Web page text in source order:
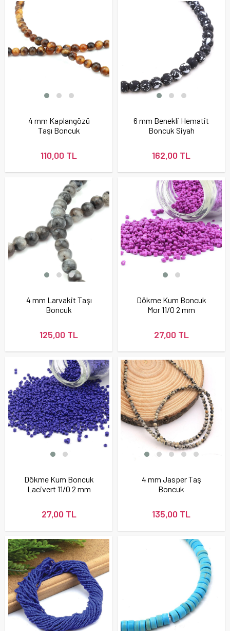
4 mm Kaplangözü
Taşı Boncuk
110,00 TL
6 mm Benekli Hematit
Boncuk Siyah
162,00 TL
4 mm Larvakit Taşı
Boncuk
125,00 TL
Dökme Kum Boncuk
Mor 11/0 2 mm
27,00 TL
Dökme Kum Boncuk
Lacivert 11/0 2 mm
27,00 TL
4 mm Jasper Taş
Boncuk
135,00 TL